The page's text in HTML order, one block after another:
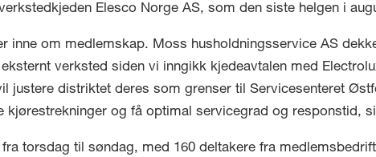
Elesco Norge AS, som den siste helgen i
inne om medlemskap. Moss husholdningsservice AS
verksted siden vi inngikk kjedeavtalen med
justere distriktet deres som grenser til Servicesenteret
kjørestrekninger og få optimal servicegrad og responstid,
torsdag til søndag, med 160 deltakere fra